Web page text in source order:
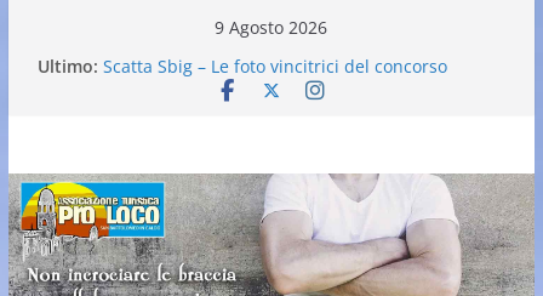
9 Agosto 2026
Ultimo: Scatta Sbig – Le foto vincitrici del concorso
25° Gran Carnevale
Enogastronomico